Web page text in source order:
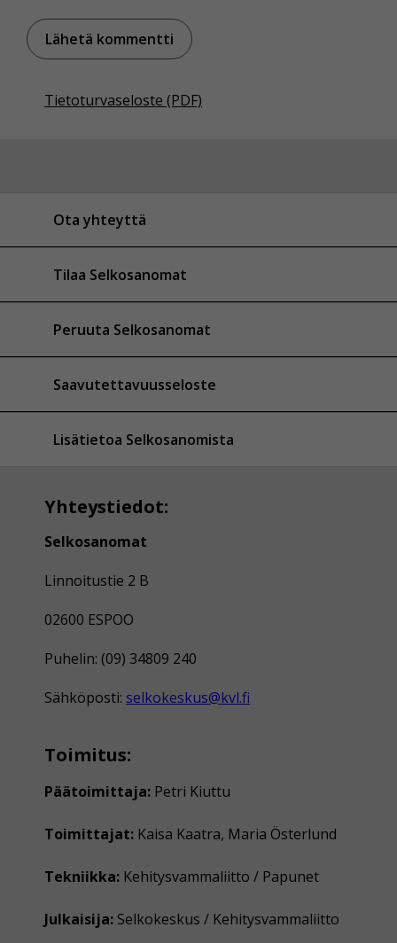
Tietoturvaseloste (PDF)
Ota yhteyttä
Tilaa Selkosanomat
Peruuta Selkosanomat
Saavutettavuusseloste
Lisätietoa Selkosanomista
Yhteystiedot:
Selkosanomat
Linnoitustie 2 B
02600 ESPOO
Puhelin: (09) 34809 240
Sähköposti: selkokeskus@kvl.fi
Toimitus:
Päätoimittaja: Petri Kiuttu
Toimittajat: Kaisa Kaatra, Maria Österlund
Tekniikka: Kehitysvammaliitto / Papunet
Julkaisija: Selkokeskus / Kehitysvammaliitto